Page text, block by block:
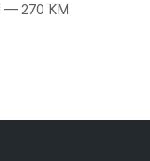
— 270 KM